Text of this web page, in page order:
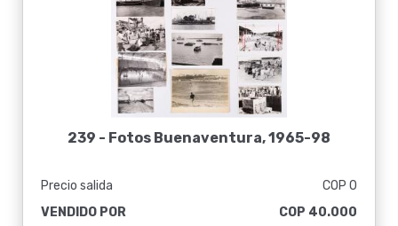
239 - Fotos Buenaventura, 1965-98
Precio salida
COP 0
VENDIDO POR
COP 40.000